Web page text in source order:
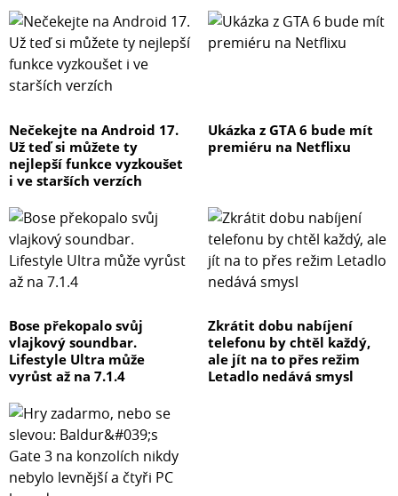
Nečekejte na Android 17.
Už teď si můžete ty
nejlepší funkce vyzkoušet
i ve starších verzích
Ukázka z GTA 6 bude mít
premiéru na Netflixu
Bose překopalo svůj
vlajkový soundbar.
Lifestyle Ultra může
vyrůst až na 7.1.4
Zkrátit dobu nabíjení
telefonu by chtěl každý,
ale jít na to přes režim
Letadlo nedává smysl